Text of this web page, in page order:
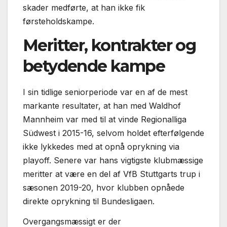
skader medførte, at han ikke fik
førsteholdskampe.
Meritter, kontrakter og
betydende kampe
I sin tidlige seniorperiode var en af de mest
markante resultater, at han med Waldhof
Mannheim var med til at vinde Regionalliga
Südwest i 2015-16, selvom holdet efterfølgende
ikke lykkedes med at opnå oprykning via
playoff. Senere var hans vigtigste klubmæssige
meritter at være en del af VfB Stuttgarts trup i
sæsonen 2019-20, hvor klubben opnåede
direkte oprykning til Bundesligaen.
Overgangsmæssigt er der